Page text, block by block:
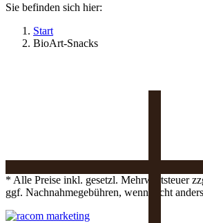
Sie befinden sich hier:
Start
BioArt-Snacks
* Alle Preise inkl. gesetzl. Mehrwertsteuer
ggf. Nachnahmegebühren, wenn nicht